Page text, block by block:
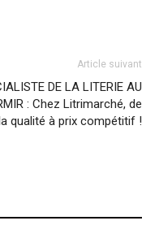
Article suivant
DE LA LITERIE AU
: Chez Litrimarché, de
qualité à prix compétitif !